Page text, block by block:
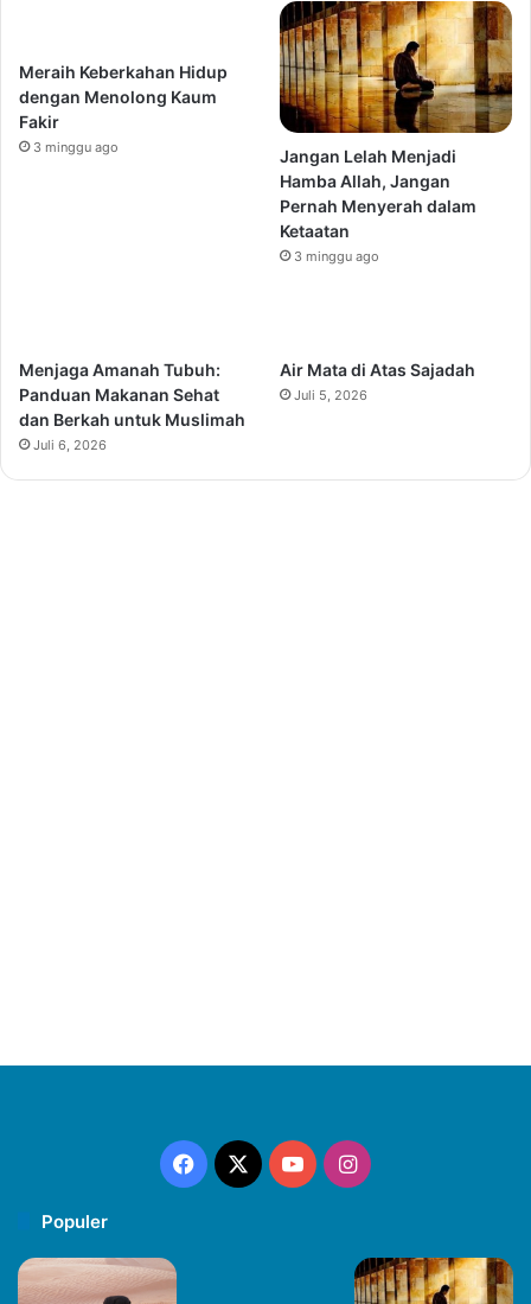
Meraih Keberkahan Hidup
dengan Menolong Kaum
Fakir
3 minggu ago
Jangan Lelah Menjadi
Hamba Allah, Jangan
Pernah Menyerah dalam
Ketaatan
3 minggu ago
Menjaga Amanah Tubuh:
Panduan Makanan Sehat
dan Berkah untuk Muslimah
Juli 6, 2026
Air Mata di Atas Sajadah
Juli 5, 2026
Facebook
X YouTubeInstagram
Populer